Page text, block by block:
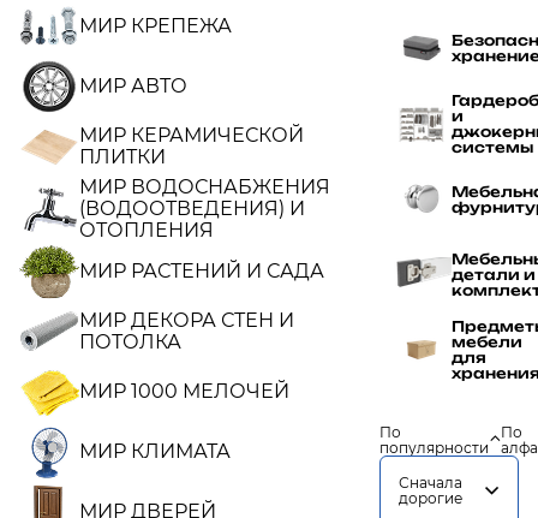
8 (4242) 30-00-72
МИР КРЕПЕЖА
МИР АВТО
МИР КЕРАМИЧЕСКОЙ
ПЛИТКИ
МИР ВОДОСНАБЖЕНИЯ
(ВОДООТВЕДЕНИЯ) И
ОТОПЛЕНИЯ
МИР РАСТЕНИЙ И САДА
МИР ДЕКОРА СТЕН И
ПОТОЛКА
МИР 1000 МЕЛОЧЕЙ
МИР КЛИМАТА
МИР ДВЕРЕЙ
и
системы
детали и
мебели
для
По
популярности
По
Сначала
дорогие